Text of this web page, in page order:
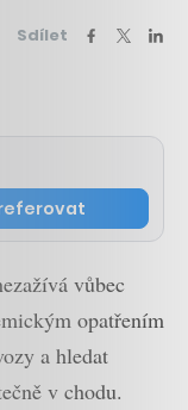
Sdílet
vůbec
opatřením
a hledat
v chodu.